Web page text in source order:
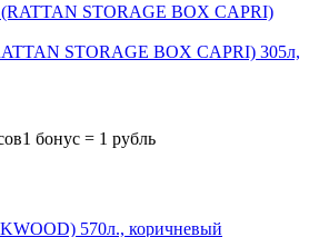
STORAGE BOX CAPRI) 305л,
1 бонус = 1 рубль